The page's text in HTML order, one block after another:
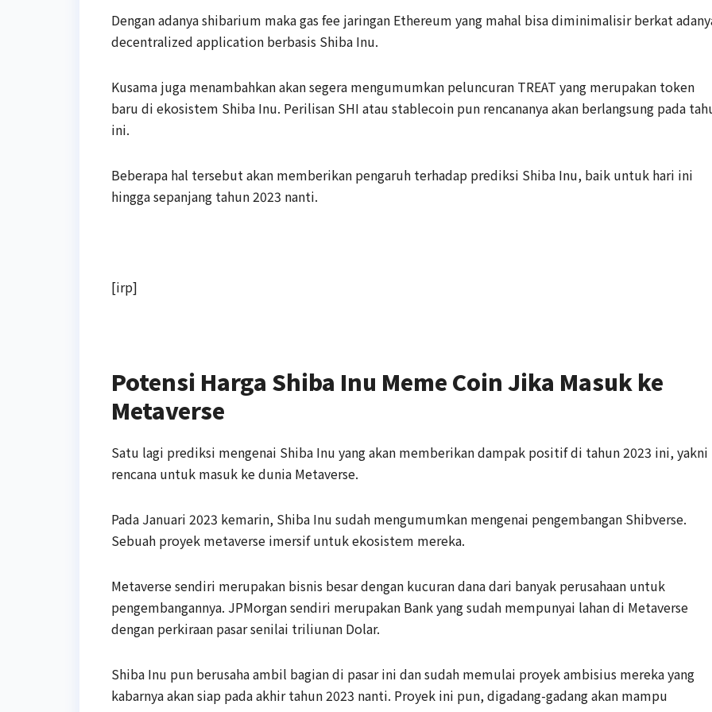
Dengan adanya shibarium maka gas fee jaringan Ethereum yang mahal bisa diminimalisir berkat
decentralized application berbasis Shiba Inu.
Kusama juga menambahkan akan segera mengumumkan peluncuran TREAT yang merupakan token
baru di ekosistem Shiba Inu. Perilisan SHI atau stablecoin pun rencananya akan berlangsung pada
ini.
Beberapa hal tersebut akan memberikan pengaruh terhadap prediksi Shiba Inu, baik untuk hari ini
hingga sepanjang tahun 2023 nanti.
[irp]
Potensi Harga Shiba Inu Meme Coin Jika Masuk ke
Metaverse
Satu lagi prediksi mengenai Shiba Inu yang akan memberikan dampak positif di tahun 2023 ini, yakni
rencana untuk masuk ke dunia Metaverse.
Pada Januari 2023 kemarin, Shiba Inu sudah mengumumkan mengenai pengembangan Shibverse.
Sebuah proyek metaverse imersif untuk ekosistem mereka.
Metaverse sendiri merupakan bisnis besar dengan kucuran dana dari banyak perusahaan untuk
pengembangannya. JPMorgan sendiri merupakan Bank yang sudah mempunyai lahan di Metaverse
dengan perkiraan pasar senilai triliunan Dolar.
Shiba Inu pun berusaha ambil bagian di pasar ini dan sudah memulai proyek ambisius mereka yang
kabarnya akan siap pada akhir tahun 2023 nanti. Proyek ini pun, digadang-gadang akan mampu